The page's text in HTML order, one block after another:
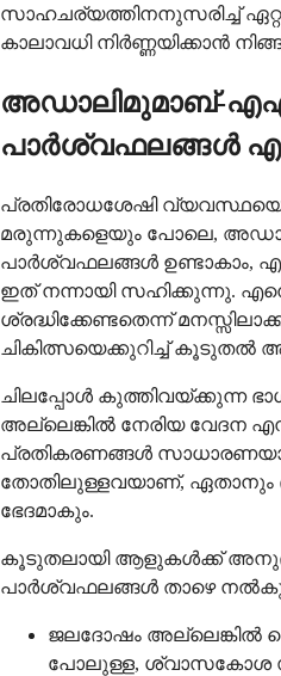
സാഹചര്യത്തിനനുസരിച്ച്
കാലാവധി നിർണ്ണയിക്കാൻ
അഡാലിമുമാബ്-
പാർശ്വഫലങ്ങൾ
പ്രതിരോധശേഷി
മരുന്നുകളെയും പോലെ,
പാർശ്വഫലങ്ങൾ ഉണ്ടാകാം,
ഇത് നന്നായി സഹിക്കുന്നു.
ശ്രദ്ധിക്കേണ്ടതെന്ന്
ചികിത്സയെക്കുറിച്ച് കൂടുതൽ
ചിലപ്പോൾ കുത്തിവയ്ക്കുന്ന
അല്ലെങ്കിൽ നേരിയ വേദന
പ്രതികരണങ്ങൾ
തോതിലുള്ളവയാണ്, ഏതാനും
ഭേദമാകും.
കൂടുതലായി ആളുകൾക്ക്
പാർശ്വഫലങ്ങൾ താഴെ
ജലദോഷം
പോലുള്ള, ശ്വാസകോശ